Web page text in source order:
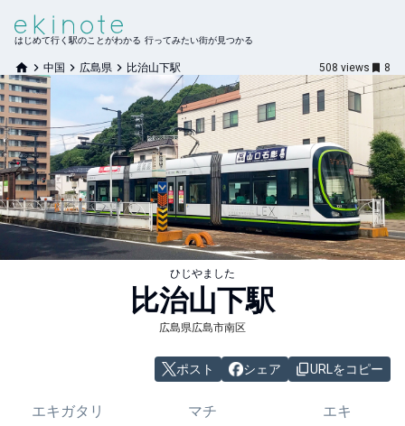
はじめて行く駅のことがわかる 行ってみたい街が見つかる
中国 広島県 比治山下駅 508 views 8
ひじやました
比治山下駅
広島県広島市南区
ポスト シェア URLをコピー
エキガタリ マチ エキ